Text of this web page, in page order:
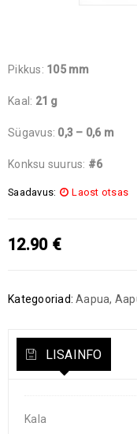
Pikkus: 105 mm
Kaal: 21 g
Sügavus: 0,3 – 0,6 m
Konksu suurus: #6
Saadavus: Laost otsas
12.90 €
Kategooriad: Aapua,
LISAINFO
Kala